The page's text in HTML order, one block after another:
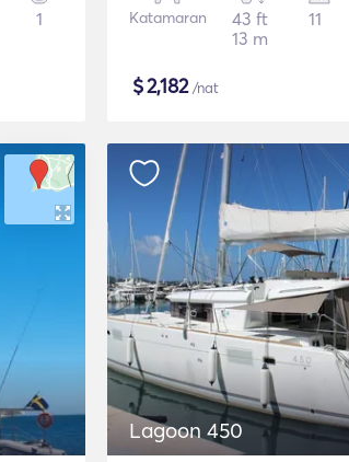
1 Katamaran
43 ft
13 m
11
$2,182/nat
Lagoon 450